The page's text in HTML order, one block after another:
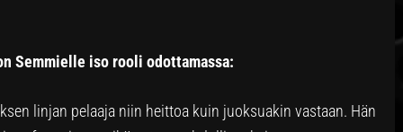
Semmielle iso rooli odottamassa:
linjan pelaaja niin heittoa kuin juoksuakin vastaan. Hän